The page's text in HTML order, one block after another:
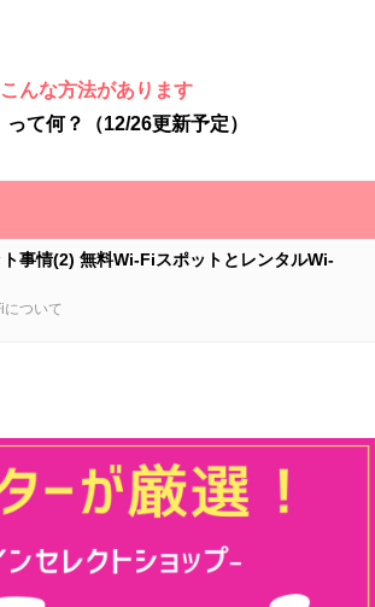
んな方法があります
て何？（12/26更新予定）
ト事情(2) 無料Wi-FiスポットとレンタルWi-
について